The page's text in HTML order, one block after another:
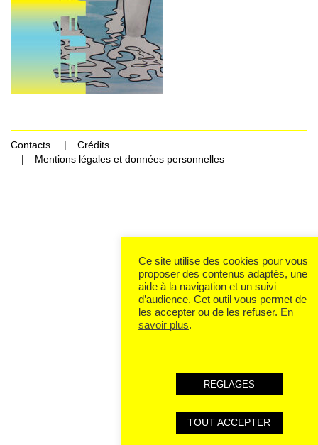
Contacts
Crédits
Mentions légales et données personnelles
Ce site utilise des cookies pour vous
proposer des contenus adaptés, une
aide à la navigation et un suivi
d’audience. Cet outil vous permet de
les accepter ou de les refuser. En
savoir plus.
REGLAGES
TOUT ACCEPTER